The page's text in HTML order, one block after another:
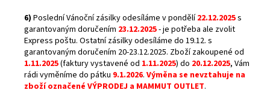
6) Poslední Vánoční zásilky odesíláme v pondělí22.12.2025s
garantovaným doručením 23.12.2025- je potřeba ale zvolit
Express poštu. Ostatní zásilky odesíláme do 19.12. s
garantovaným doručením 20-23.12.2025. Zboží zakoupené od
1.11.2025(faktury vystavené od 1.11.2025) do 20.12.2025, Vám
rádi vyměníme do pátku 9.1.2026. Výměna se nevztahuje na
zboží označené VÝPRODEJ a MAMMUT OUTLET.